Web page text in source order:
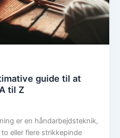
guide til at
til Z
er en håndarbejdsteknik,
eller flere strikkepinde